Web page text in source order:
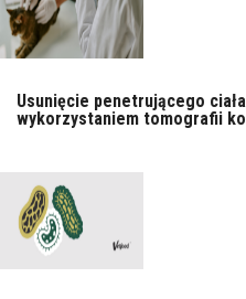
Usunięcie penetrującego
wykorzystaniem tomografii